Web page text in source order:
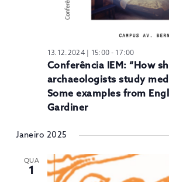
13.12.2024 | 15:00 - 17:00
Conferência IEM: “How
archaeologists study
Some examples from
Gardiner
Janeiro 2025
QUA
1